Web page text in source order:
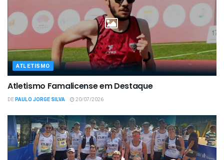
ATLETISMO
Atletismo Famalicense em Destaque
DEPAULO JORGE SILVA 20/07/2026